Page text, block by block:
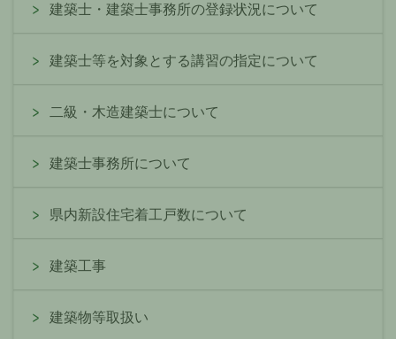
建築士・建築士事務所の登録状況について
建築士等を対象とする講習の指定について
二級・木造建築士について
建築士事務所について
県内新設住宅着工戸数について
建築工事
建築物等取扱い